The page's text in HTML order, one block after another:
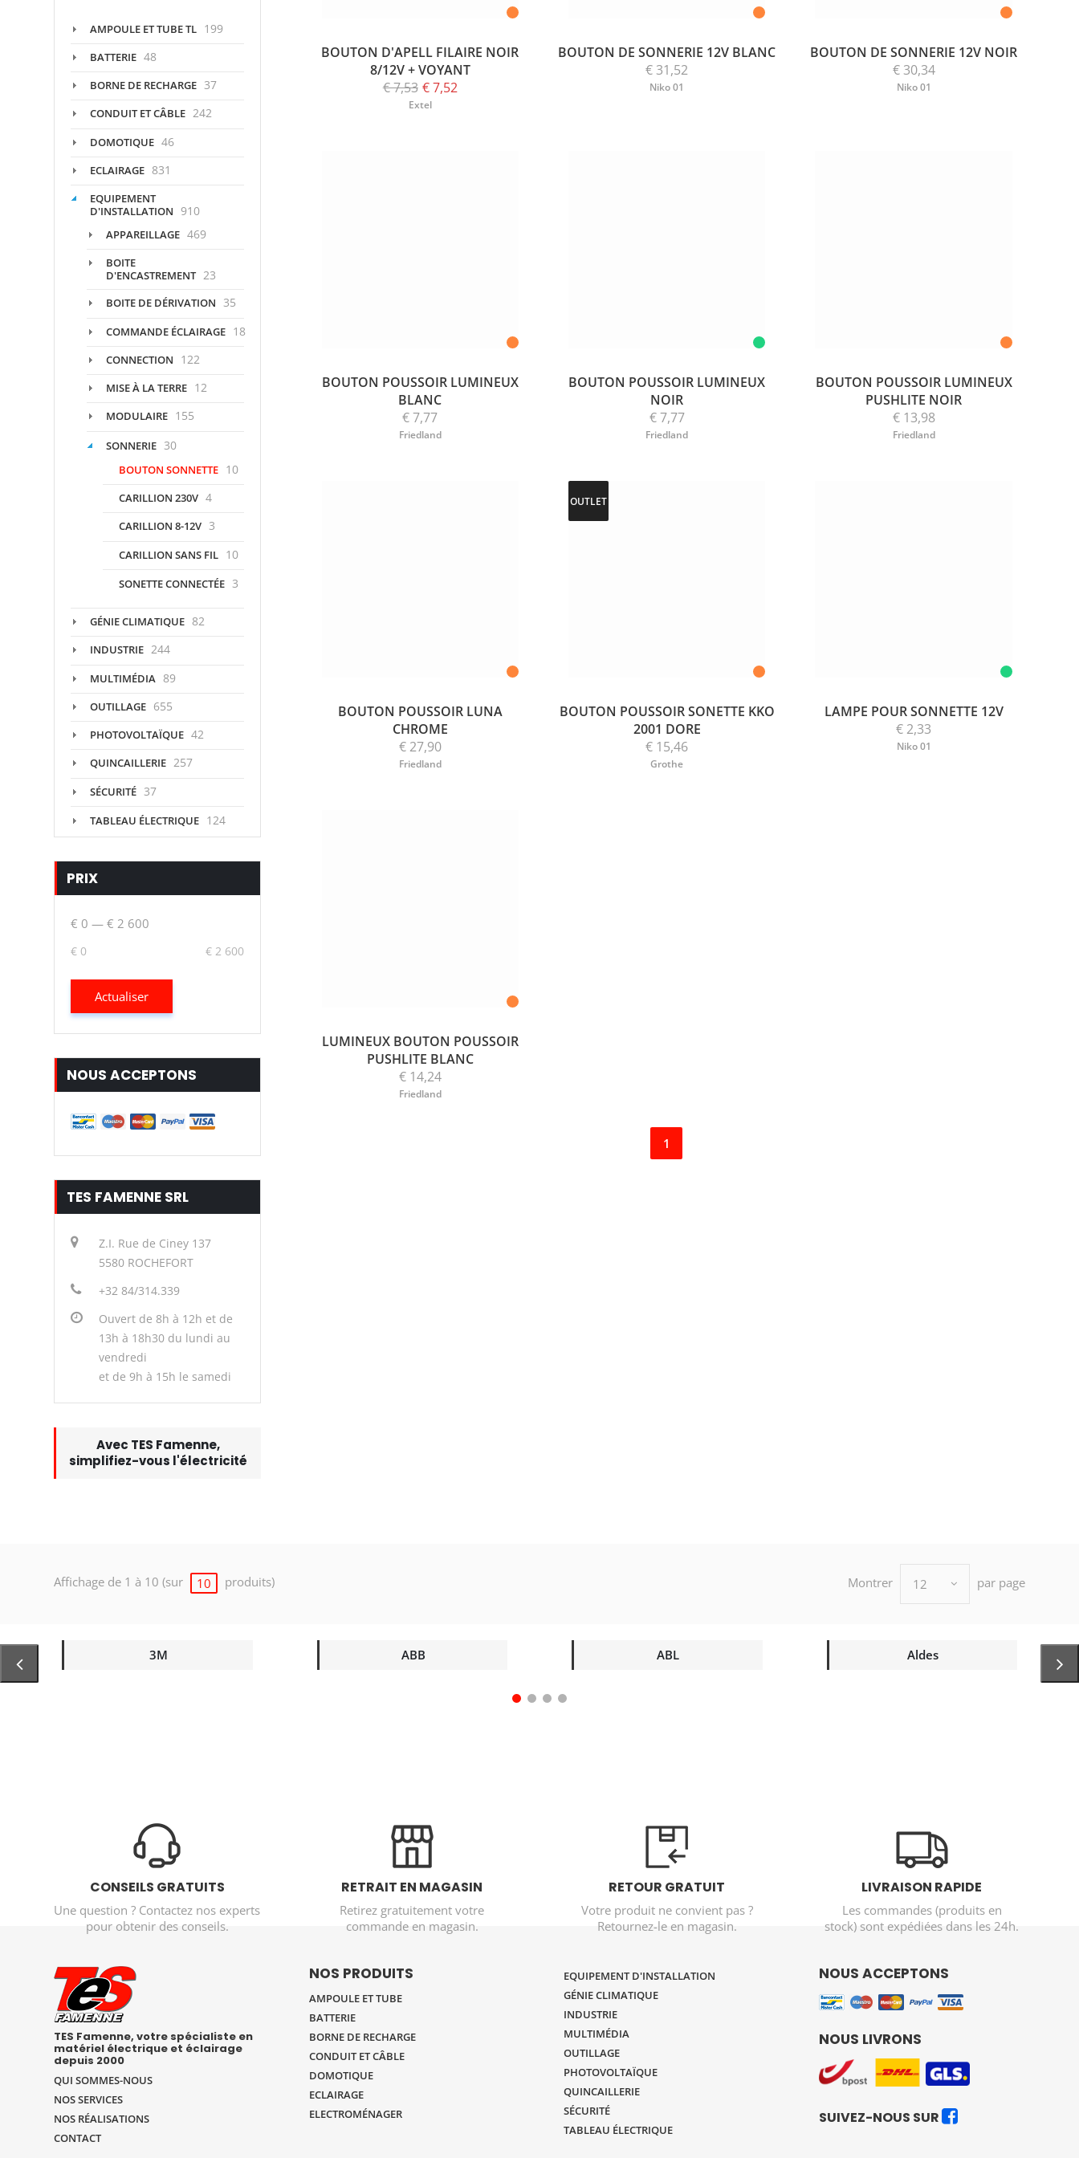
BOUTON D'APELL FILAIRE NOIR
8/12V + VOYANT
€ 7,53 € 7,52
Extel
BOUTON DE SONNERIE 12V BLANC
€ 31,52
Niko 01
BOUTON DE SONNERIE 12V NOIR
€ 30,34
Niko 01
BOUTON POUSSOIR LUMINEUX
BLANC
€ 7,77
Friedland
BOUTON POUSSOIR LUMINEUX
NOIR
€ 7,77
Friedland
BOUTON POUSSOIR LUMINEUX
PUSHLITE NOIR
€ 13,98
Friedland
BOUTON POUSSOIR LUNA
CHROME
€ 27,90
Friedland
OUTLET
BOUTON POUSSOIR SONETTE KKO
2001 DORE
€ 15,46
Grothe
LAMPE POUR SONNETTE 12V
€ 2,33
Niko 01
LUMINEUX BOUTON POUSSOIR
PUSHLITE BLANC
€ 14,24
Friedland
1
AMPOULE ET TUBE TL 199
BATTERIE 48
BORNE DE RECHARGE 37
CONDUIT ET CÂBLE 242
DOMOTIQUE 46
ECLAIRAGE 831
EQUIPEMENT
D'INSTALLATION 910
APPAREILLAGE 469
BOITE
D'ENCASTREMENT 23
BOITE DE DÉRIVATION 35
COMMANDE ÉCLAIRAGE 18
CONNECTION 122
MISE À LA TERRE 12
MODULAIRE 155
SONNERIE 30
BOUTON SONNETTE 10
CARILLION 230V 4
CARILLION 8-12V 3
CARILLION SANS FIL 10
SONETTE CONNECTÉE 3
GÉNIE CLIMATIQUE 82
INDUSTRIE 244
MULTIMÉDIA 89
OUTILLAGE 655
PHOTOVOLTAÏQUE 42
QUINCAILLERIE 257
SÉCURITÉ 37
TABLEAU ÉLECTRIQUE 124
PRIX
€ 0 — € 2 600
€ 0 € 2 600
Actualiser
NOUS ACCEPTONS
TES FAMENNE SRL
Z.I. Rue de Ciney 137
5580 ROCHEFORT
+32 84/314.339
Ouvert de 8h à 12h et de
13h à 18h30 du lundi au
vendredi
et de 9h à 15h le samedi
Avec TES Famenne,
simplifiez-vous l'électricité
Affichage de 1 à 10 (sur 10 produits) Montrer 12 par page
3M ABB ABL Aldes
CONSEILS GRATUITS
Une question ? Contactez nos experts
pour obtenir des conseils.
RETRAIT EN MAGASIN
Retirez gratuitement votre
commande en magasin.
RETOUR GRATUIT
Votre produit ne convient pas ?
Retournez-le en magasin.
LIVRAISON RAPIDE
Les commandes (produits en
stock) sont expédiées dans les 24h.
TES Famenne, votre spécialiste en
matériel électrique et éclairage
depuis 2000
QUI SOMMES-NOUS
NOS SERVICES
NOS RÉALISATIONS
CONTACT
NOS PRODUITS
AMPOULE ET TUBE
BATTERIE
BORNE DE RECHARGE
CONDUIT ET CÂBLE
DOMOTIQUE
ECLAIRAGE
ELECTROMÉNAGER
EQUIPEMENT D'INSTALLATION
GÉNIE CLIMATIQUE
INDUSTRIE
MULTIMÉDIA
OUTILLAGE
PHOTOVOLTAÏQUE
QUINCAILLERIE
SÉCURITÉ
TABLEAU ÉLECTRIQUE
NOUS ACCEPTONS
NOUS LIVRONS
SUIVEZ-NOUS SUR